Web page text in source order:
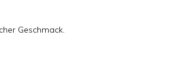
Geschmack.